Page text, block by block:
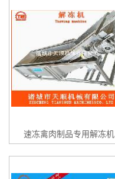
速冻禽肉制品专用解冻机